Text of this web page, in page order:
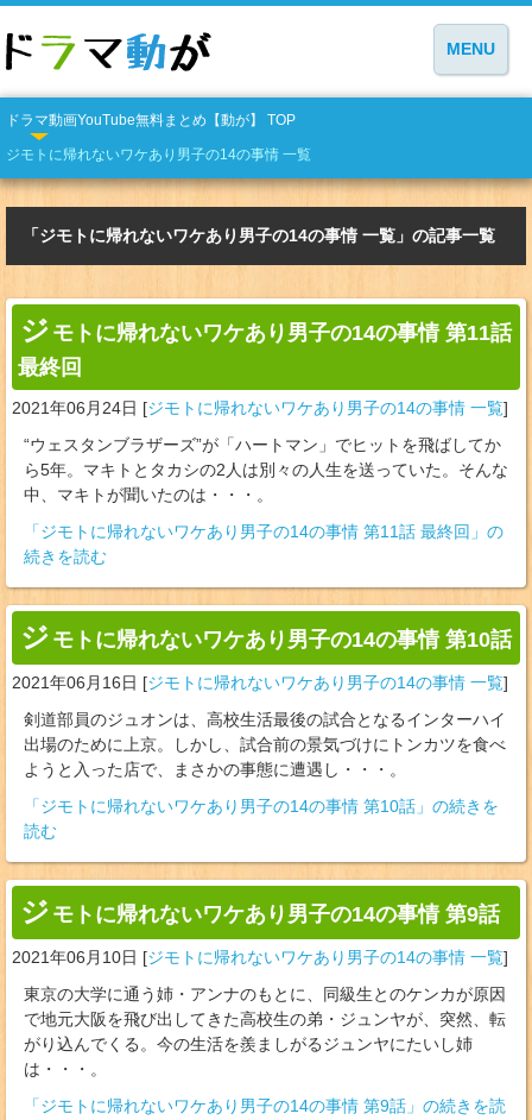
MENU
ドラマ動画YouTube無料まとめ【動が】 TOP
ジモトに帰れないワケあり男子の14の事情 一覧
「ジモトに帰れないワケあり男子の14の事情 一覧」の記事一覧
ジ モトに帰れないワケあり男子の14の事情 第11話
最終回
2021年06月24日 [ジモトに帰れないワケあり男子の14の事情 一覧]
“ウェスタンブラザーズ”が「ハートマン」でヒットを飛ばしてか
ら5年。マキトとタカシの2人は別々の人生を送っていた。そんな
中、マキトが聞いたのは・・・。
「ジモトに帰れないワケあり男子の14の事情 第11話 最終回」の
続きを読む
ジ モトに帰れないワケあり男子の14の事情 第10話
2021年06月16日 [ジモトに帰れないワケあり男子の14の事情 一覧]
剣道部員のジュオンは、高校生活最後の試合となるインターハイ
出場のために上京。しかし、試合前の景気づけにトンカツを食べ
ようと入った店で、まさかの事態に遭遇し・・・。
「ジモトに帰れないワケあり男子の14の事情 第10話」の続きを
読む
ジ モトに帰れないワケあり男子の14の事情 第9話
2021年06月10日 [ジモトに帰れないワケあり男子の14の事情 一覧]
東京の大学に通う姉・アンナのもとに、同級生とのケンカが原因
で地元大阪を飛び出してきた高校生の弟・ジュンヤが、突然、転
がり込んでくる。今の生活を羨ましがるジュンヤにたいし姉
は・・・。
「ジモトに帰れないワケあり男子の14の事情 第9話」の続きを読